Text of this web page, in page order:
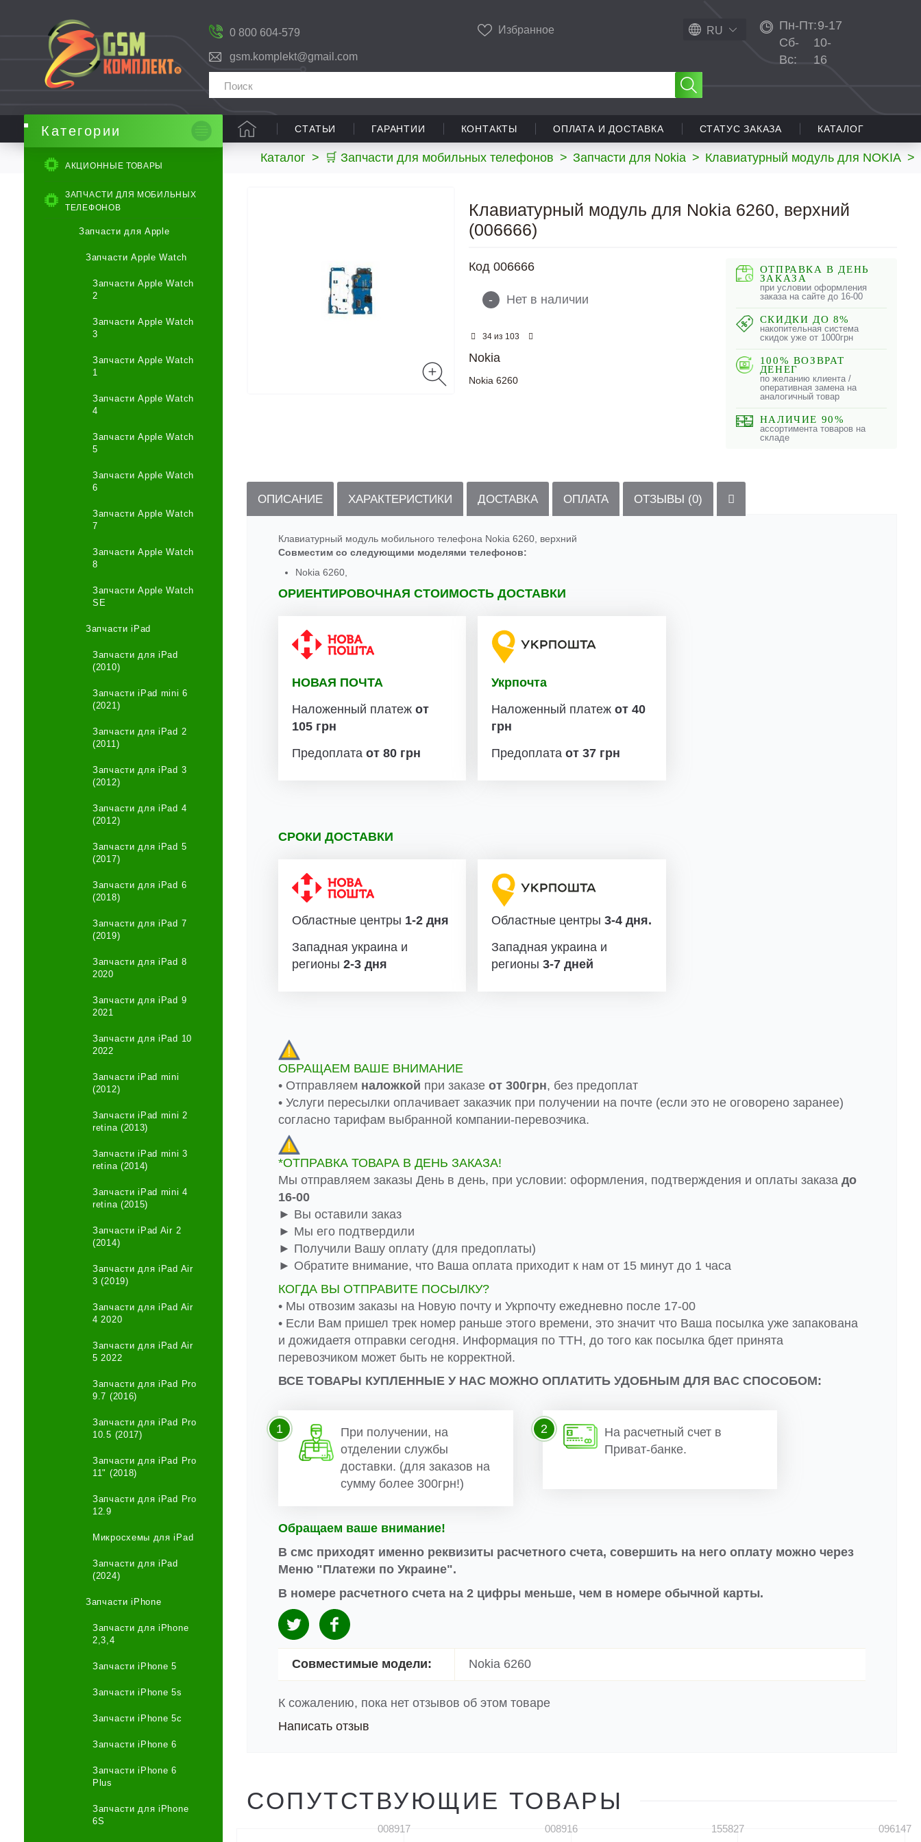
0 800 604-579
gsm.komplekt@gmail.com
Избранное RU Пн-Пт:9-17
Сб-
Вс:
10-
16
СТАТЬИ ГАРАНТИИ КОНТАКТЫ ОПЛАТА И ДОСТАВКА СТАТУС ЗАКАЗА КАТАЛОГ
Каталог > 🛒 Запчасти для мобильных телефонов > Запчасти для Nokia > Клавиатурный модуль для NOKIA >
Категории
АКЦИОННЫЕ ТОВАРЫ
ЗАПЧАСТИ ДЛЯ МОБИЛЬНЫХ
ТЕЛЕФОНОВ
Запчасти для Apple
Запчасти Apple Watch
Запчасти Apple Watch
2
Запчасти Apple Watch
3
Запчасти Apple Watch
1
Запчасти Apple Watch
4
Запчасти Apple Watch
5
Запчасти Apple Watch
6
Запчасти Apple Watch
7
Запчасти Apple Watch
8
Запчасти Apple Watch
SE
Запчасти iPad
Запчасти для iPad
(2010)
Запчасти iPad mini 6
(2021)
Запчасти для iPad 2
(2011)
Запчасти для iPad 3
(2012)
Запчасти для iPad 4
(2012)
Запчасти для iPad 5
(2017)
Запчасти для iPad 6
(2018)
Запчасти для iPad 7
(2019)
Запчасти для iPad 8
2020
Запчасти для iPad 9
2021
Запчасти для iPad 10
2022
Запчасти iPad mini
(2012)
Запчасти iPad mini 2
retina (2013)
Запчасти iPad mini 3
retina (2014)
Запчасти iPad mini 4
retina (2015)
Запчасти iPad Air 2
(2014)
Запчасти для iPad Air
3 (2019)
Запчасти для iPad Air
4 2020
Запчасти для iPad Air
5 2022
Запчасти для iPad Pro
9.7 (2016)
Запчасти для iPad Pro
10.5 (2017)
Запчасти для iPad Pro
11" (2018)
Запчасти для iPad Pro
12.9
Микросхемы для iPad
Запчасти для iPad
(2024)
Запчасти iPhone
Запчасти для iPhone
2,3,4
Запчасти iPhone 5
Запчасти iPhone 5s
Запчасти iPhone 5c
Запчасти iPhone 6
Запчасти iPhone 6
Plus
Запчасти для iPhone
6S
Клавиатурный модуль для Nokia 6260, верхний
(006666)
Код 006666
- Нет в наличии
34из 103
Nokia
Nokia 6260
ОТПРАВКА В ДЕНЬ
ЗАКАЗА
при условии оформления
заказа на сайте до 16-00
СКИДКИ ДО 8%
накопительная система
скидок уже от 1000грн
100% ВОЗВРАТ
ДЕНЕГ
по желанию клиента /
оперативная замена на
аналогичный товар
НАЛИЧИЕ 90%
ассортимента товаров на
складе
ОПИСАНИЕ ХАРАКТЕРИСТИКИ ДОСТАВКА ОПЛАТА ОТЗЫВЫ (0)
Клавиатурный модуль мобильного телефона Nokia 6260, верхний
Совместим со следующими моделями телефонов:
Nokia 6260,
ОРИЕНТИРОВОЧНАЯ СТОИМОСТЬ ДОСТАВКИ
НОВАЯ ПОЧТА
Наложенный платеж от
105 грн
Предоплата от 80 грн
Укрпочта
Наложенный платежот 40
грн
Предоплатаот 37 грн
СРОКИ ДОСТАВКИ
Областные центры 1-2 дня
Западная украина и
регионы 2-3 дня
Областные центры 3-4 дня.
Западная украина и
регионы 3-7 дней
ОБРАЩАЕМ ВАШЕ ВНИМАНИЕ
• Отправляем наложкой при заказе от 300грн, без предоплат
• Услуги пересылки оплачивает заказчик при получении на почте (если это не оговорено заранее)
согласно тарифам выбранной компании-перевозчика.
*ОТПРАВКА ТОВАРА В ДЕНЬ ЗАКАЗА!
Мы отправляем заказы День в день, при условии: оформления, подтверждения и оплаты заказа до
16-00
► Вы оставили заказ
► Мы его подтвердили
► Получили Вашу оплату (для предоплаты)
► Обратите внимание, что Ваша оплата приходит к нам от 15 минут до 1 часа
КОГДА ВЫ ОТПРАВИТЕ ПОСЫЛКУ?
• Мы отвозим заказы на Новую почту и Укрпочту ежедневно после 17-00
• Если Вам пришел трек номер раньше этого времени, это значит что Ваша посылка уже запакована
и дожидаетя отправки сегодня. Информация по ТТН, до того как посылка бдет принята
перевозчиком может быть не корректной.
ВСЕ ТОВАРЫ КУПЛЕННЫЕ У НАС МОЖНО ОПЛАТИТЬ УДОБНЫМ ДЛЯ ВАС СПОСОБОМ:
При получении, на
отделении службы
доставки. (для заказов на
сумму более 300грн!)
1
На расчетный счет в
Приват-банке.
2
Обращаем ваше внимание!
В смс приходят именно реквизиты расчетного счета, совершить на него оплату можно через
Меню "Платежи по Украине".
В номере расчетного счета на 2 цифры меньше, чем в номере обычной карты.
Совместимые модели: Nokia 6260
К сожалению, пока нет отзывов об этом товаре
Написать отзыв
СОПУТСТВУЮЩИЕ ТОВАРЫ
008917 008916 155827 096147